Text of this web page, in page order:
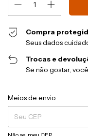
Compra
Seus dados
Trocas e
Se não gostar,
Entregas para o CEP:
Meios de envio